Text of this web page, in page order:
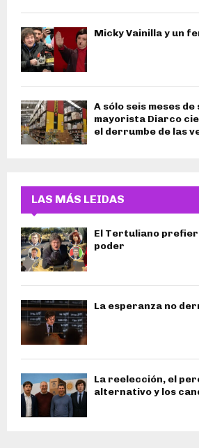
Micky Vainilla y un
A sólo seis meses
mayorista Diarco
el derrumbe de las
LAS MÁS LEIDAS
El Tertuliano
poder
La esperanza no
La reelección, el
alternativo y los